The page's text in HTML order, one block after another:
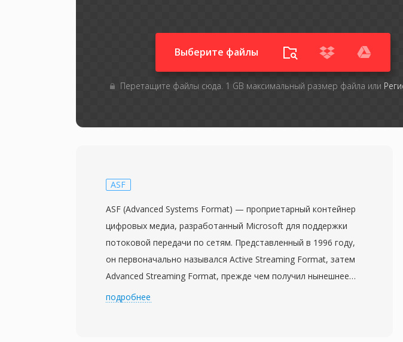
Выберите файлы
Перетащите файлы сюда. 1 GB максимальный размер файла или
ASF
ASF (Advanced Systems Format) — проприетарный контейнер
цифровых медиа, разработанный Microsoft для поддержки
потоковой передачи по сетям. Представленный в 1996 году,
он первоначально назывался Active Streaming Format, затем
Advanced Streaming Format, прежде чем получил нынешнее
имя. ASF служит базовым контейнером для форматов
подробнее